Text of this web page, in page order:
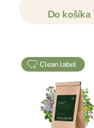
Do košíka
clean label